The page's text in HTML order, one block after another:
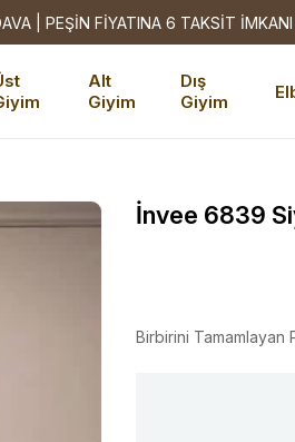
| PEŞİN FİYATINA 6 TAKSİT İMKANI
Alt
Giyim
Dış
Giyim
İnvee 6839
Birbirini Tamamlayan